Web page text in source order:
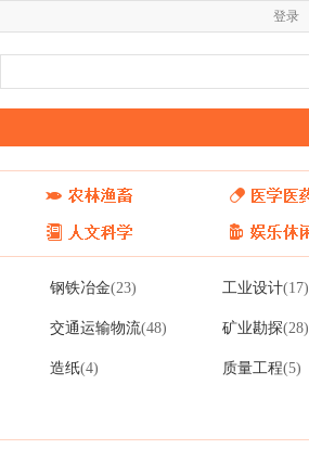
登录
钢铁冶金(23) 工业设计(17)
交通运输物流(48) 矿业勘探(28)
造纸(4) 质量工程(5)